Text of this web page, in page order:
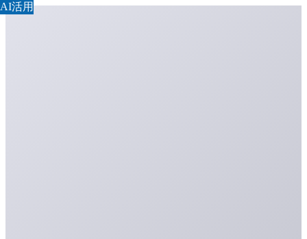
AI活用
AI活用
AI活用
AI活用
AI活用
AI活用
AI活用
AI活用
AI活用